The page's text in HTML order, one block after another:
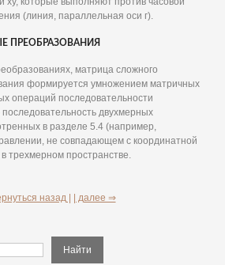
(линия, параллельная оси г).
ПРЕОБРАЗОВАНИЯ
матрица сложного
формируется умножением матричных
операций последовательности
двухмерных
в разделе 5.4 (например,
не совпадающем с координатной
трехмерном пространстве.
назад | | далее ⇒